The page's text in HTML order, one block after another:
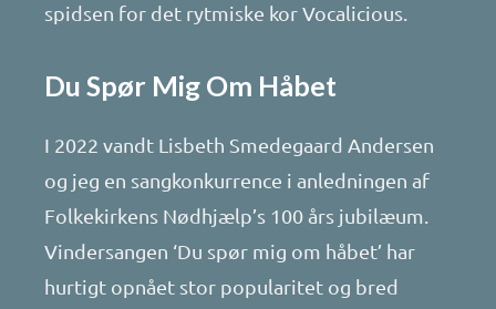
spidsen for det rytmiske kor Vocalicious.
Du Spør Mig Om Håbet
I 2022 vandt Lisbeth Smedegaard Andersen
og jeg en sangkonkurrence i anledningen af
Folkekirkens Nødhjælp’s 100 års jubilæum.
Vindersangen ‘Du spør mig om håbet’ har
hurtigt opnået stor popularitet og bred